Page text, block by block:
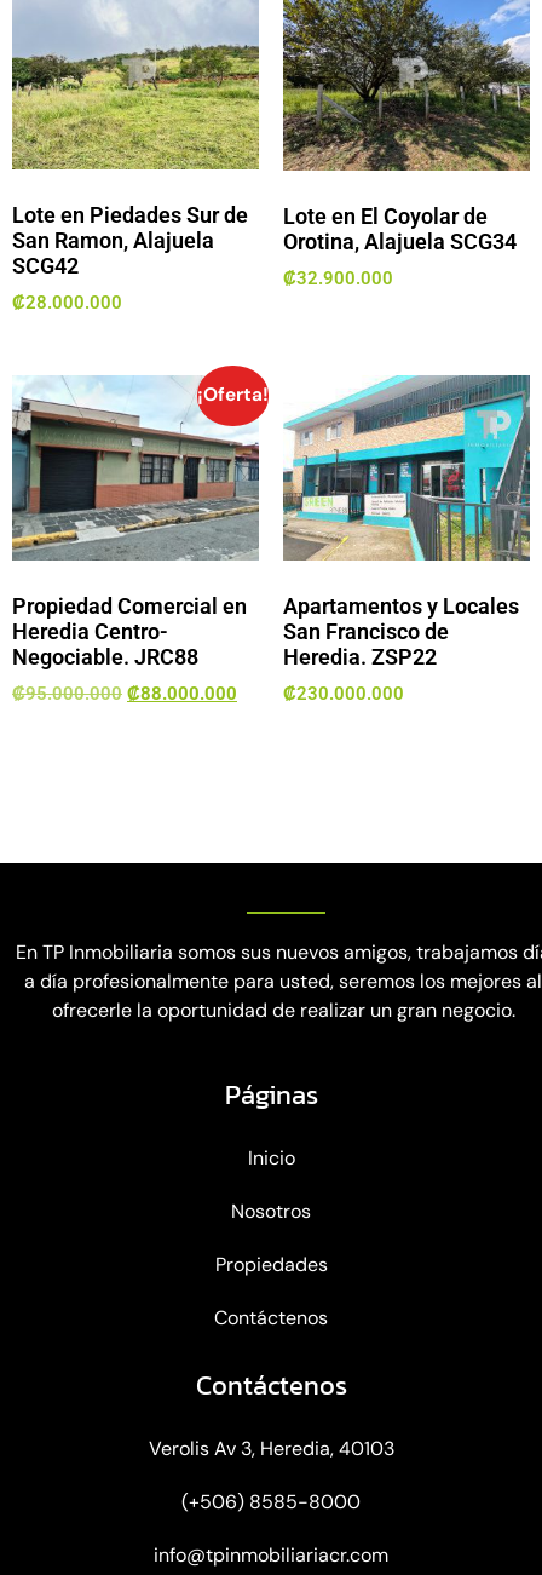
Lote en Piedades Sur de
San Ramon, Alajuela
SCG42
₡28.000.000
Lote en El Coyolar de
Orotina, Alajuela SCG34
₡32.900.000
¡Oferta!
Propiedad Comercial en
Heredia Centro-
Negociable. JRC88
₡95.000.000 ₡88.000.000
Apartamentos y Locales
San Francisco de
Heredia. ZSP22
₡230.000.000
En TP Inmobiliaria somos sus nuevos amigos, trabajamos
a día profesionalmente para usted, seremos los mejores al
ofrecerle la oportunidad de realizar un gran negocio.
Páginas
Inicio
Nosotros
Propiedades
Contáctenos
Contáctenos
Verolis Av 3, Heredia, 40103
(+506) 8585-8000
info@tpinmobiliariacr.com